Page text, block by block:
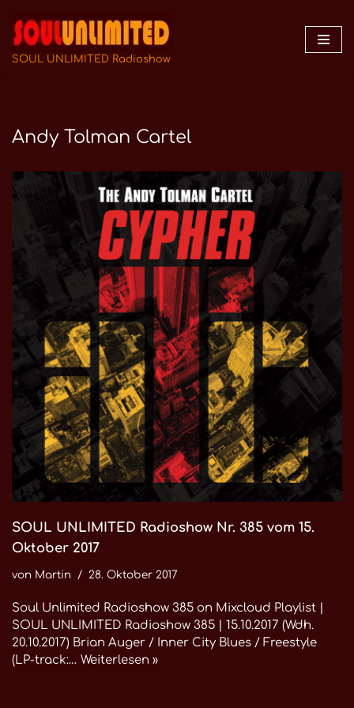
Zum
Inhalt
SOUL UNLIMITED Radioshow
Andy Tolman Cartel
SOUL UNLIMITED Radioshow Nr. 385 vom 15.
Oktober 2017
von Martin 28. Oktober 2017
Soul Unlimited Radioshow 385 on Mixcloud Playlist |
SOUL UNLIMITED Radioshow 385 | 15.10.2017 (Wdh.
20.10.2017) Brian Auger / Inner City Blues / Freestyle
(LP-track:… Weiterlesen »